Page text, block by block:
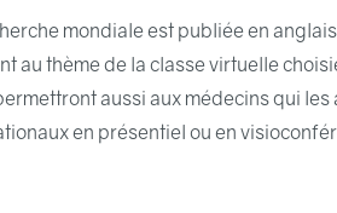
mondiale est publiée en
au thème de la classe virtuelle
aussi aux médecins qui les
en présentiel ou en